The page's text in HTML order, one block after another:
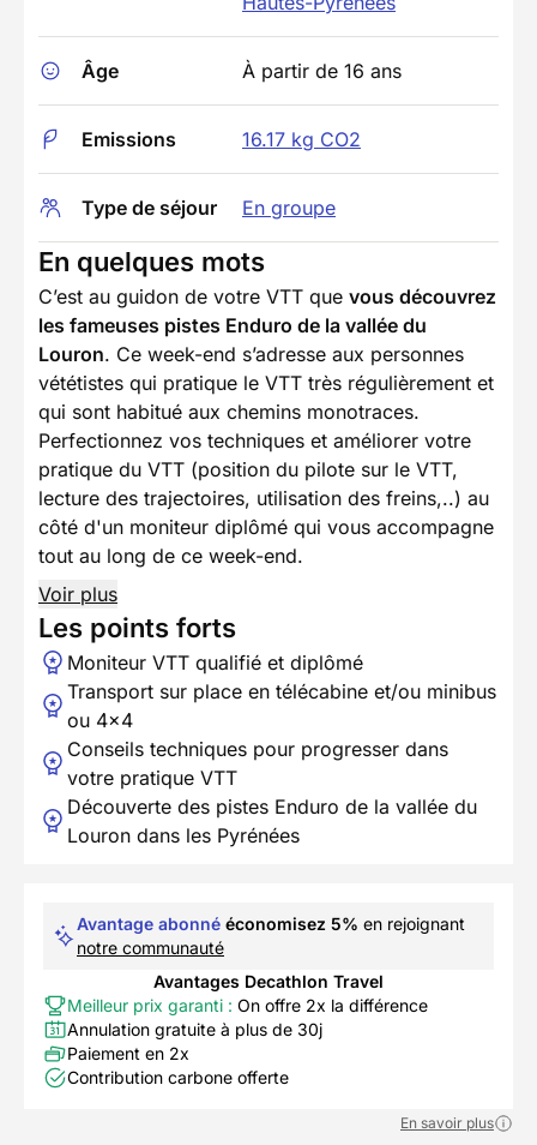
Âge À partir de 16 ans
Emissions 16.17 kg CO2
Type de séjour En groupe
En quelques mots
C’est au guidon de votre VTT que vous découvrez
les fameuses pistes Enduro de la vallée du
Louron. Ce week-end s’adresse aux personnes
vététistes qui pratique le VTT très régulièrement et
qui sont habitué aux chemins monotraces.
Perfectionnez vos techniques et améliorer votre
pratique du VTT (position du pilote sur le VTT,
lecture des trajectoires, utilisation des freins,..) au
côté d'un moniteur diplômé qui vous accompagne
tout au long de ce week-end.
Voir plus
Les points forts
Moniteur VTT qualifié et diplômé
Transport sur place en télécabine et/ou minibus
ou 4x4
Conseils techniques pour progresser dans
votre pratique VTT
Découverte des pistes Enduro de la vallée du
Louron dans les Pyrénées
Avantage abonné économisez 5% en rejoignant
notre communauté
Avantages Decathlon Travel
Meilleur prix garanti : On offre 2x la différence
Annulation gratuite à plus de 30j
Paiement en 2x
Contribution carbone offerte
En savoir plus